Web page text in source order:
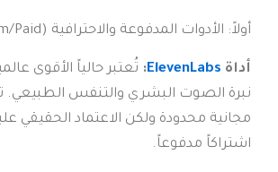
أولاً: الأدوات المدفوعة والاحترافية (Freemium/Paid)
أداةElevenLabs
:تُعتبر حالياً الأقوى عالمياً
نبرة الصوت البشري والتنفس الطبيعي.
مجانية محدودة ولكن الاعتماد الحقيقي
اشتراكاً مدفوعاً.